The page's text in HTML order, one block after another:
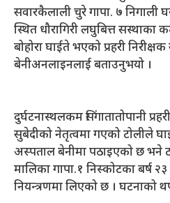
सवारकैलाली चुरे गापा. ७ निगाली
स्थित धौरागिरी लघुबित्त सस्थाका
बोहोरा घाईते भएको प्रहरी
बेनीअनलाइनलाई बताउनुभयो ।
दुर्घटनास्थलकम सिंगातातोपानी
सुबेदीको नेतृत्वमा गएको टोलीले
अस्पताल बेनीमा पठाइएको छ भने
मालिका गापा.१ निस्कोटका बर्ष
नियन्त्रणमा लिएको छ । घटनाको